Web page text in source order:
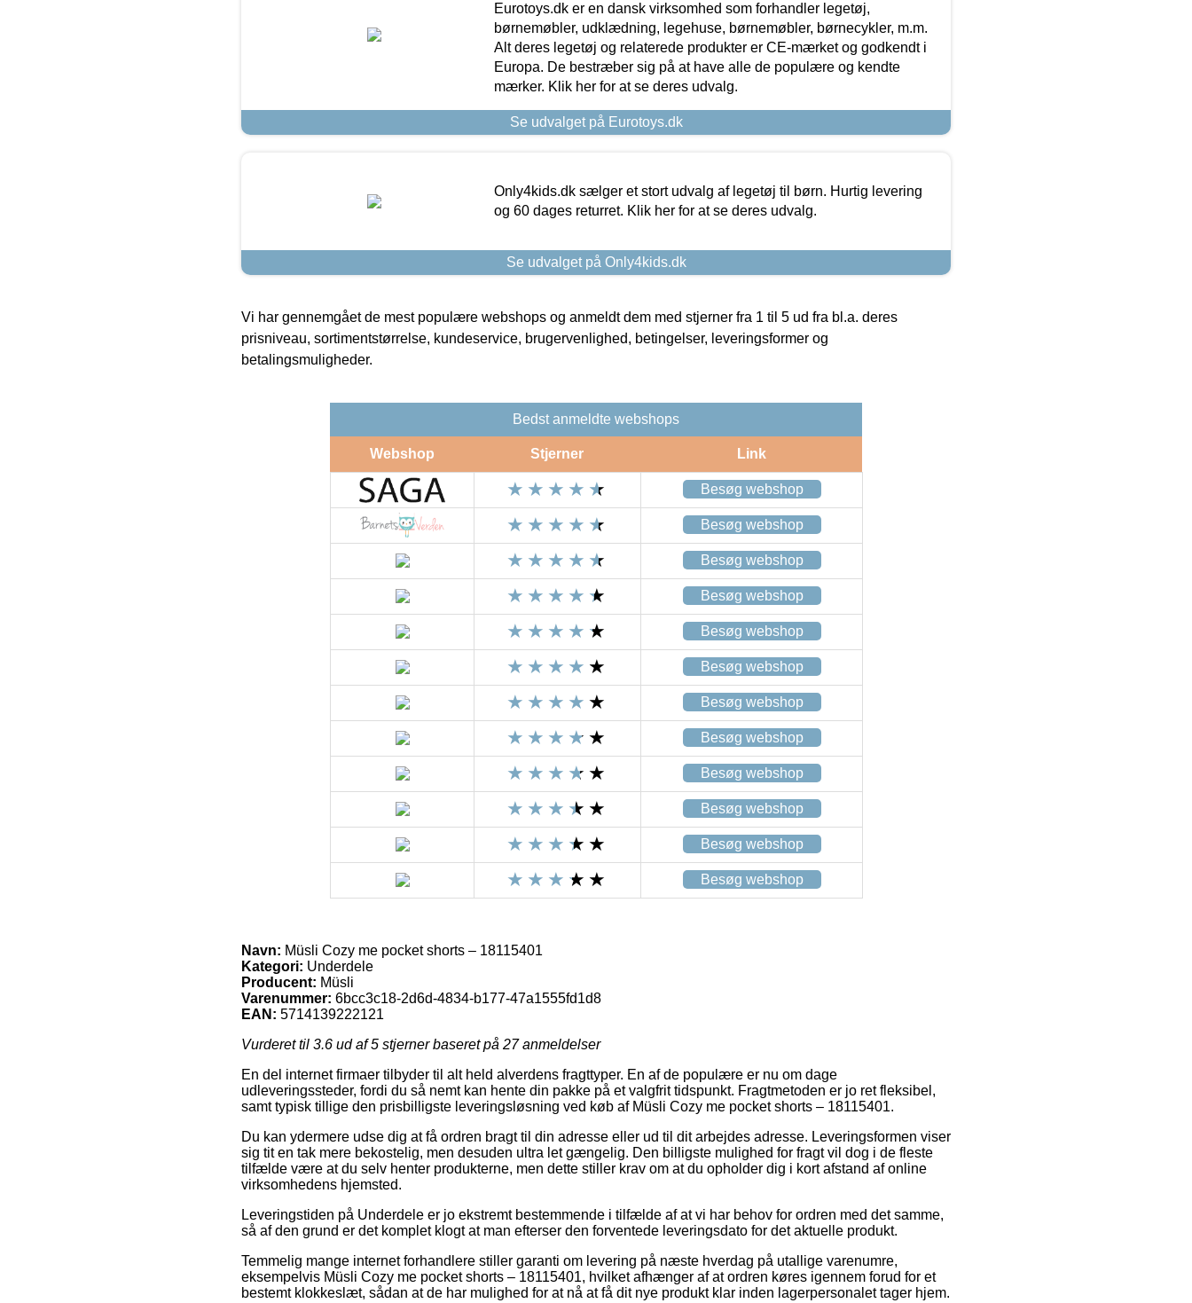
Eurotoys.dk er en dansk virksomhed som forhandler legetøj,
børnemøbler, udklædning, legehuse, børnemøbler, børnecykler, m.m.
Alt deres legetøj og relaterede produkter er CE-mærket og godkendt i
Europa. De bestræber sig på at have alle de populære og kendte
mærker. Klik her for at se deres udvalg.
Se udvalget på Eurotoys.dk
Only4kids.dk sælger et stort udvalg af legetøj til børn. Hurtig levering
og 60 dages returret. Klik her for at se deres udvalg.
Se udvalget på Only4kids.dk
Vi har gennemgået de mest populære webshops og anmeldt dem med stjerner fra 1 til 5 ud fra bl.a. deres
prisniveau, sortimentstørrelse, kundeservice, brugervenlighed, betingelser, leveringsformer og
betalingsmuligheder.
Bedst anmeldte webshops
Webshop Stjerner Link
Besøg webshop
Besøg webshop
Besøg webshop
Besøg webshop
Besøg webshop
Besøg webshop
Besøg webshop
Besøg webshop
Besøg webshop
Besøg webshop
Besøg webshop
Besøg webshop
Navn: Müsli Cozy me pocket shorts – 18115401
Kategori: Underdele
Producent: Müsli
Varenummer: 6bcc3c18-2d6d-4834-b177-47a1555fd1d8
EAN: 5714139222121
Vurderet til 3.6 ud af 5 stjerner baseret på 27anmeldelser
En del internet firmaer tilbyder til alt held alverdens fragttyper. En af de populære er nu om dage
udleveringssteder, fordi du så nemt kan hente din pakke på et valgfrit tidspunkt. Fragtmetoden er jo ret fleksibel,
samt typisk tillige den prisbilligste leveringsløsning ved køb af Müsli Cozy me pocket shorts – 18115401.
Du kan ydermere udse dig at få ordren bragt til din adresse eller ud til dit arbejdes adresse. Leveringsformen viser
sig tit en tak mere bekostelig, men desuden ultra let gængelig. Den billigste mulighed for fragt vil dog i de fleste
tilfælde være at du selv henter produkterne, men dette stiller krav om at du opholder dig i kort afstand af online
virksomhedens hjemsted.
Leveringstiden på Underdele er jo ekstremt bestemmende i tilfælde af at vi har behov for ordren med det samme,
så af den grund er det komplet klogt at man efterser den forventede leveringsdato for det aktuelle produkt.
Temmelig mange internet forhandlere stiller garanti om levering på næste hverdag på utallige varenumre,
eksempelvis Müsli Cozy me pocket shorts – 18115401, hvilket afhænger af at ordren køres igennem forud for et
bestemt klokkeslæt, sådan at de har mulighed for at nå at få dit nye produkt klar inden lagerpersonalet tager hjem.